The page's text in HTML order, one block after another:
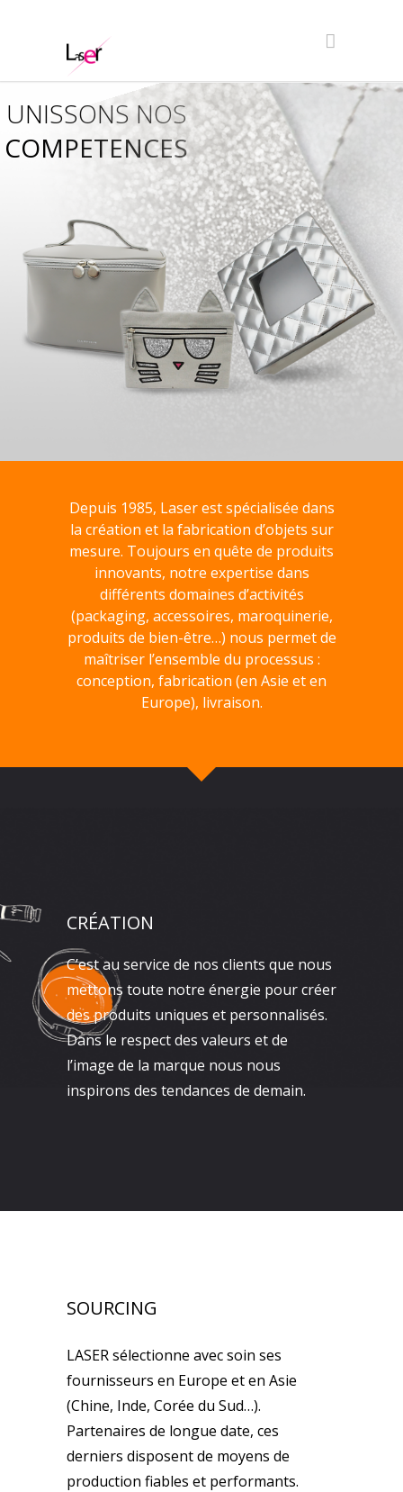
COMPETENCES
UNISSONS NOS
Depuis 1985, Laser est spécialisée dans
la création et la fabrication d’objets sur
mesure. Toujours en quête de produits
innovants, notre expertise dans
différents domaines d’activités
(packaging, accessoires, maroquinerie,
produits de bien-être…) nous permet de
maîtriser l’ensemble du processus :
conception, fabrication (en Asie et en
Europe), livraison.
CRÉATION
C’est au service de nos clients que nous
mettons toute notre énergie pour créer
des produits uniques et personnalisés.
Dans le respect des valeurs et de
l’image de la marque nous nous
inspirons des tendances de demain.
SOURCING
LASER sélectionne avec soin ses
fournisseurs en Europe et en Asie
(Chine, Inde, Corée du Sud…).
Partenaires de longue date, ces
derniers disposent de moyens de
production fiables et performants.